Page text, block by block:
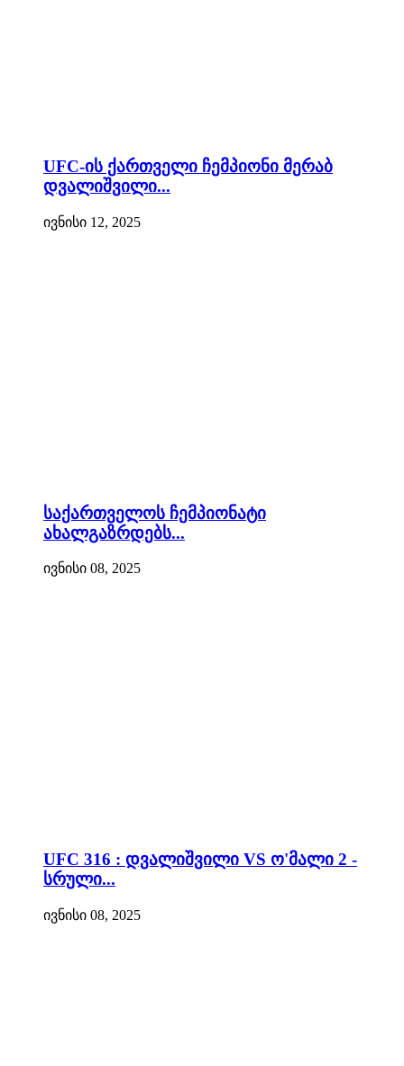
UFC-ის ქართველი ჩემპიონი მერაბ
დვალიშვილი...
ივნისი 12, 2025
საქართველოს ჩემპიონატი
ახალგაზრდებს...
ივნისი 08, 2025
UFC 316 : დვალიშვილი VS ო'მალი 2 -
სრული...
ივნისი 08, 2025